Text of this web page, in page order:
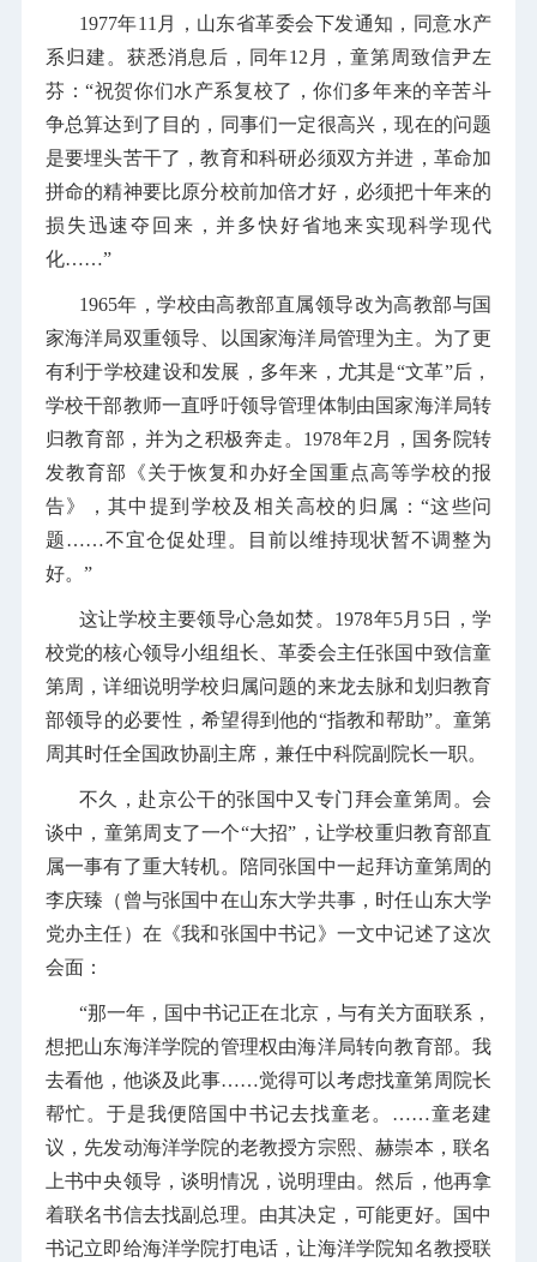
1977年11月，山东省革委会下发通知，同意水产
系归建。获悉消息后，同年12月，童第周致信尹左
芬：“祝贺你们水产系复校了，你们多年来的辛苦斗
争总算达到了目的，同事们一定很高兴，现在的问题
是要埋头苦干了，教育和科研必须双方并进，革命加
拼命的精神要比原分校前加倍才好，必须把十年来的
损失迅速夺回来，并多快好省地来实现科学现代
化……”
1965年，学校由高教部直属领导改为高教部与国
家海洋局双重领导、以国家海洋局管理为主。为了更
有利于学校建设和发展，多年来，尤其是“文革”后，
学校干部教师一直呼吁领导管理体制由国家海洋局转
归教育部，并为之积极奔走。1978年2月，国务院转
发教育部《关于恢复和办好全国重点高等学校的报
告》，其中提到学校及相关高校的归属：“这些问
题……不宜仓促处理。目前以维持现状暂不调整为
好。”
这让学校主要领导心急如焚。1978年5月5日，学
校党的核心领导小组组长、革委会主任张国中致信童
第周，详细说明学校归属问题的来龙去脉和划归教育
部领导的必要性，希望得到他的“指教和帮助”。童第
周其时任全国政协副主席，兼任中科院副院长一职。
不久，赴京公干的张国中又专门拜会童第周。会
谈中，童第周支了一个“大招”，让学校重归教育部直
属一事有了重大转机。陪同张国中一起拜访童第周的
李庆臻（曾与张国中在山东大学共事，时任山东大学
党办主任）在《我和张国中书记》一文中记述了这次
会面：
“那一年，国中书记正在北京，与有关方面联系，
想把山东海洋学院的管理权由海洋局转向教育部。我
去看他，他谈及此事……觉得可以考虑找童第周院长
帮忙。于是我便陪国中书记去找童老。……童老建
议，先发动海洋学院的老教授方宗熙、赫崇本，联名
上书中央领导，谈明情况，说明理由。然后，他再拿
着联名书信去找副总理。由其决定，可能更好。国中
书记立即给海洋学院打电话，让海洋学院知名教授联